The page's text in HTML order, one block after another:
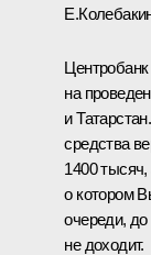
на
и
средства
1400
о котором
очереди, до
не доходит.